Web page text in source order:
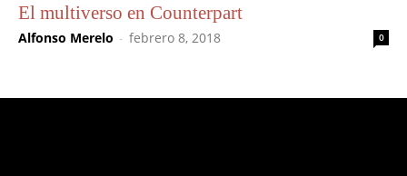
El multiverso en Counterpart
Alfonso Merelo - febrero 8, 2018 0